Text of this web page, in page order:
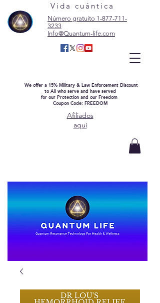
Vida cuántica
Número gratuito 1-877-711-
3233
Info@Quantum-life.com
We offer a 15% Military & Law Enforcement Discount
to All who serve and have served
for our Protection and our Freedom
Coupon Code: FREEDOM
Afiliados
aquí